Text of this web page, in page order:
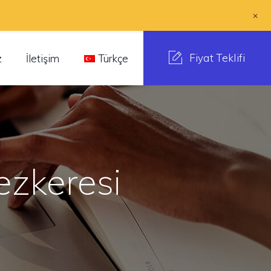
İletişim Türkçe Fiyat Teklifi
+